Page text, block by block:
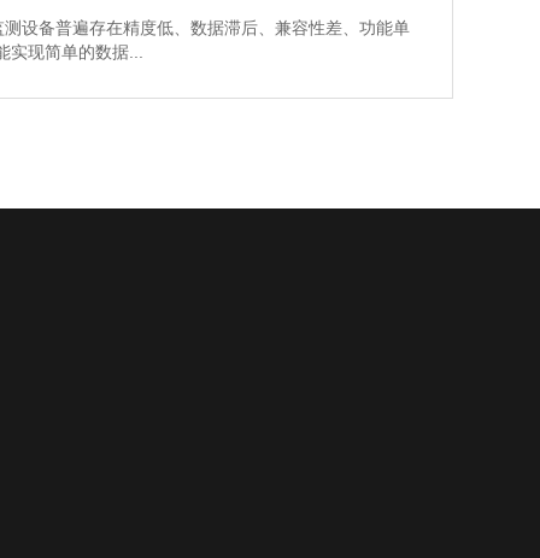
测设备普遍存在精度低、数据滞后、兼容性差、功能单
现简单的数据...